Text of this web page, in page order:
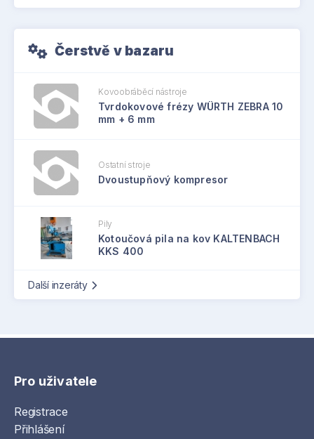
Čerstvě v bazaru
Kovoobráběcí nástroje
Tvrdokovové frézy WÜRTH ZEBRA 10
mm + 6 mm
Ostatní stroje
Dvoustupňový kompresor
Pily
Kotoučová pila na kov KALTENBACH
KKS 400
Další inzeráty
Pro uživatele
Registrace
Přihlášení